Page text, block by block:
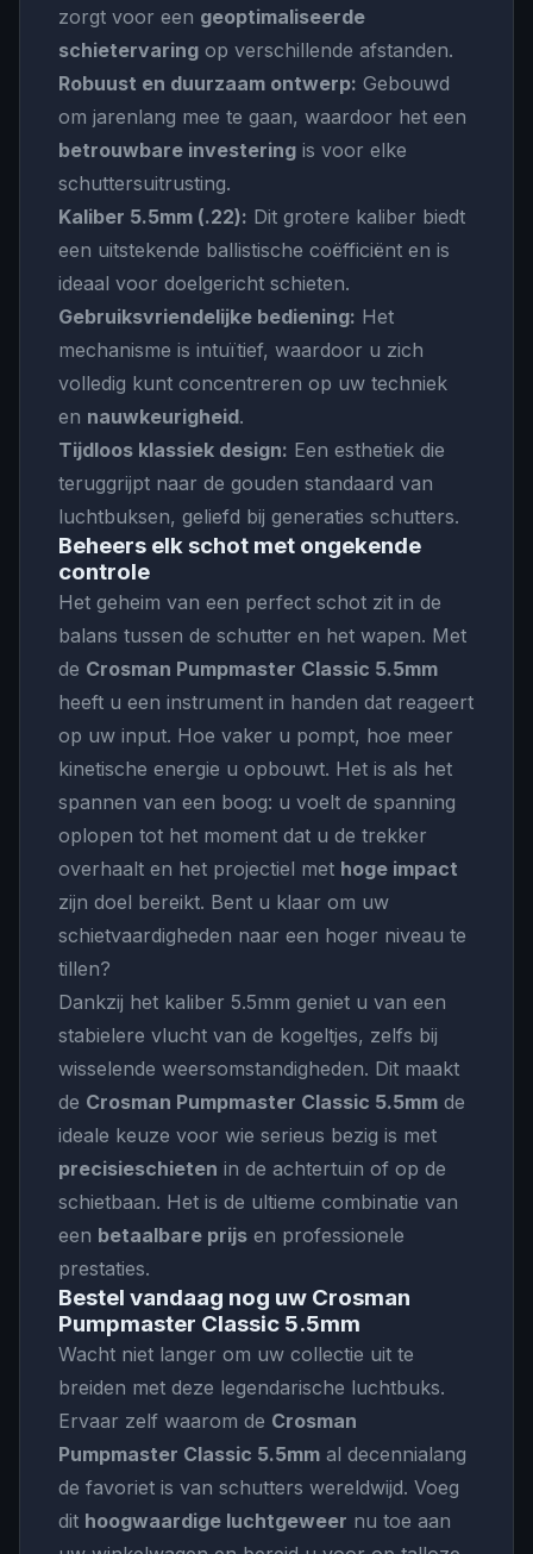
zorgt voor een geoptimaliseerde
schietervaring op verschillende afstanden.
Robuust en duurzaam ontwerp: Gebouwd
om jarenlang mee te gaan, waardoor het een
betrouwbare investering is voor elke
schuttersuitrusting.
Kaliber 5.5mm (.22): Dit grotere kaliber biedt
een uitstekende ballistische coëfficiënt en is
ideaal voor doelgericht schieten.
Gebruiksvriendelijke bediening: Het
mechanisme is intuïtief, waardoor u zich
volledig kunt concentreren op uw techniek
en nauwkeurigheid.
Tijdloos klassiek design: Een esthetiek die
teruggrijpt naar de gouden standaard van
luchtbuksen, geliefd bij generaties schutters.
Beheers elk schot met ongekende
controle
Het geheim van een perfect schot zit in de
balans tussen de schutter en het wapen. Met
de Crosman Pumpmaster Classic 5.5mm
heeft u een instrument in handen dat reageert
op uw input. Hoe vaker u pompt, hoe meer
kinetische energie u opbouwt. Het is als het
spannen van een boog: u voelt de spanning
oplopen tot het moment dat u de trekker
overhaalt en het projectiel met hoge impact
zijn doel bereikt. Bent u klaar om uw
schietvaardigheden naar een hoger niveau te
tillen?
Dankzij het kaliber 5.5mm geniet u van een
stabielere vlucht van de kogeltjes, zelfs bij
wisselende weersomstandigheden. Dit maakt
de Crosman Pumpmaster Classic 5.5mm de
ideale keuze voor wie serieus bezig is met
precisieschieten in de achtertuin of op de
schietbaan. Het is de ultieme combinatie van
een betaalbare prijs en professionele
prestaties.
Bestel vandaag nog uw Crosman
Pumpmaster Classic 5.5mm
Wacht niet langer om uw collectie uit te
breiden met deze legendarische luchtbuks.
Ervaar zelf waarom de Crosman
Pumpmaster Classic 5.5mm al decennialang
de favoriet is van schutters wereldwijd. Voeg
dit hoogwaardige luchtgeweer nu toe aan